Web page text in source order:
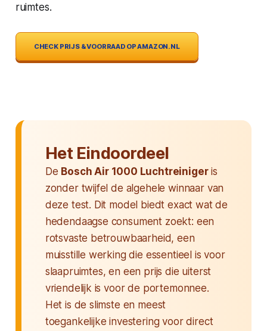
ruimtes.
CHECK PRIJS & VOORRAAD OP AMAZON.NL
Het Eindoordeel
De Bosch Air 1000 Luchtreinigeris
zonder twijfel de algehele winnaar van
deze test. Dit model biedt exact wat de
hedendaagse consument zoekt: een
rotsvaste betrouwbaarheid, een
muisstille werking die essentieel is voor
slaapruimtes, en een prijs die uiterst
vriendelijk is voor de portemonnee.
Het is de slimste en meest
toegankelijke investering voor direct